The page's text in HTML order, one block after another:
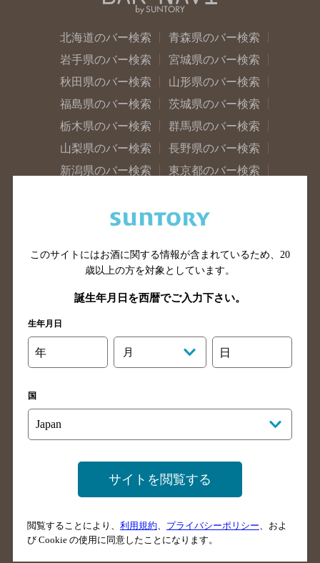
北海道のバー検索
青森県のバー検索
岩手県のバー検索
宮城県のバー検索
秋田県のバー検索
山形県のバー検索
福島県のバー検索
茨城県のバー検索
栃木県のバー検索
群馬県のバー検索
山梨県のバー検索
長野県のバー検索
新潟県のバー検索
東京都のバー検索
埼玉県のバー検索
愛知県のバー検索
岐阜県のバー検索
富山県のバー検索
大阪府のバー検索
京都府のバー検索
兵庫県のバー検索
滋賀県のバー検索
和歌山県のバー検索
広島県のバー検索
岡山県のバー検索
長崎県のバー検索
佐賀県のバー検索
宮崎県のバー検索
鹿児島県のバー検索
沖縄県のバー検索
このサイトにはお酒に関する情報が含まれているため、 20
歳以上の方を対象としています。
誕生年月日を西暦でご入力下さい。
生年月日
年 月 日
国
サイトを閲覧する
閲覧することにより、 利用規約 プライバシーポリシー 、およ
び Cookie の使用に同意したことになります。